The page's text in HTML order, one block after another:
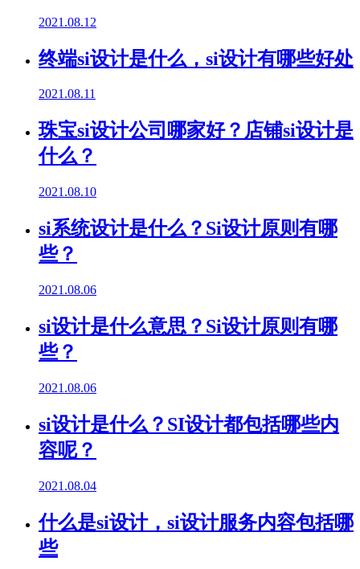
2021.08.12
终端si设计是什么，si设计有哪些好处
2021.08.11
珠宝si设计公司哪家好？店铺si设计是
什么？
2021.08.10
si系统设计是什么？Si设计原则有哪
些？
2021.08.06
si设计是什么意思？Si设计原则有哪
些？
2021.08.06
si设计是什么？SI设计都包括哪些内
容呢？
2021.08.04
什么是si设计，si设计服务内容包括哪
些